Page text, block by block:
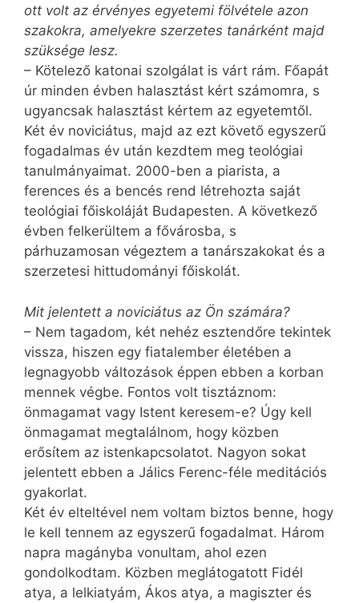
ott volt az érvényes egyetemi fölvétele azon
szakokra, amelyekre szerzetes tanárként majd
szüksége lesz.
– Kötelező katonai szolgálat is várt rám. Főapát
úr minden évben halasztást kért számomra, s
ugyancsak halasztást kértem az egyetemtől.
Két év noviciátus, majd az ezt követő egyszerű
fogadalmas év után kezdtem meg teológiai
tanulmányaimat. 2000-ben a piarista, a
ferences és a bencés rend létrehozta saját
teológiai főiskoláját Budapesten. A következő
évben felkerültem a fővárosba, s
párhuzamosan végeztem a tanárszakokat és a
szerzetesi hittudományi főiskolát.
Mit jelentett a noviciátus az Ön számára?
– Nem tagadom, két nehéz esztendőre tekintek
vissza, hiszen egy fiatalember életében a
legnagyobb változások éppen ebben a korban
mennek végbe. Fontos volt tisztáznom:
önmagamat vagy Istent keresem-e? Úgy kell
önmagamat megtalálnom, hogy közben
erősítem az istenkapcsolatot. Nagyon sokat
jelentett ebben a Jálics Ferenc-féle meditációs
gyakorlat.
Két év elteltével nem voltam biztos benne, hogy
le kell tennem az egyszerű fogadalmat. Három
napra magányba vonultam, ahol ezen
gondolkodtam. Közben meglátogatott Fidél
atya, a lelkiatyám, Ákos atya, a magiszter és